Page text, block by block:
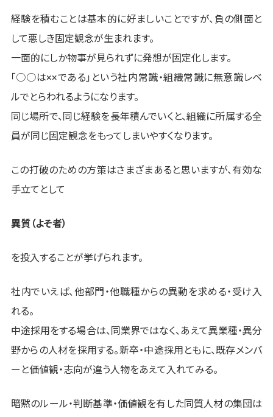
経験を積むことは基本的に好ましいことですが、負の側面と
して悪しき固定観念が生まれます。
一面的にしか物事が見られずに発想が固定化します。
「○○は××である」という社内常識・組織常識に無意識レベ
ルでとらわれるようになります。
同じ場所で、同じ経験を長年積んでいくと、組織に所属する全
員が同じ固定観念をもってしまいやすくなります。
この打破のための方策はさまざまあると思いますが、有効な
手立てとして
異質（よそ者）
を投入することが挙げられます。
社内でいえば、他部門・他職種からの異動を求める・受け入
れる。
中途採用をする場合は、同業界ではなく、あえて異業種・異分
野からの人材を採用する。新卒・中途採用ともに、既存メンバ
ーと価値観・志向が違う人物をあえて入れてみる。
暗黙のルール・判断基準・価値観を有した同質人材の集団は